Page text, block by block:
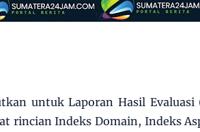
untuk Laporan Hasil
rincian Indeks Domain, Indeks